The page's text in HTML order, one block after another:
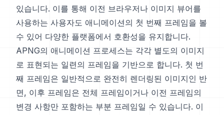
있습니다. 이를 통해 이전 브라우저나 이미지 뷰어를
사용하는 사용자도 애니메이션의 첫 번째 프레임을 볼
수 있어 다양한 플랫폼에서 호환성을 유지합니다.
APNG의 애니메이션 프로세스는 각각 별도의 이미지
로 표현되는 일련의 프레임을 기반으로 합니다. 첫 번
째 프레임은 일반적으로 완전히 렌더링된 이미지인 반
면, 이후 프레임은 전체 프레임이거나 이전 프레임의
변경 사항만 포함하는 부분 프레임일 수 있습니다. 이